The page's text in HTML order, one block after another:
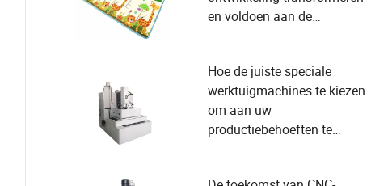
en voldoen aan de
Hoe de juiste speciale
werktuigmachines te kiezen
om aan uw
productiebehoeften te